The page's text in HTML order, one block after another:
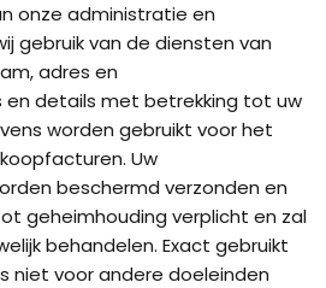
onze administratie en
gebruik van de diensten van
adres en
details met betrekking tot uw
worden gebruikt voor het
Uw
beschermd verzonden en
geheimhouding verplicht en zal
behandelen. Exact gebruikt
niet voor andere doeleinden